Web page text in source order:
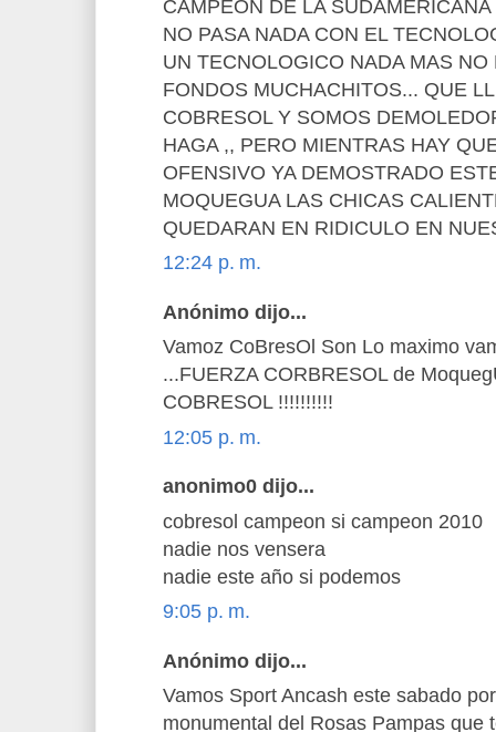
CAMPEON DE LA
NO PASA NADA CON EL
UN TECNOLOGICO NADA MAS NO
FONDOS MUCHACHITOS... QUE
COBRESOL Y SOMOS
HAGA ,, PERO MIENTRAS HAY
OFENSIVO YA DEMOSTRADO
MOQUEGUA LAS CHICAS
QUEDARAN EN RIDICULO EN
12:24 p. m.
Anónimo dijo...
Vamoz CoBresOl Son Lo maximo
...FUERZA CORBRESOL de
COBRESOL !!!!!!!!!!
12:05 p. m.
anonimo0 dijo...
cobresol campeon si campeon 2010
nadie nos vensera
nadie este año si podemos
9:05 p. m.
Anónimo dijo...
Vamos Sport Ancash este sabado
monumental del Rosas Pampas que